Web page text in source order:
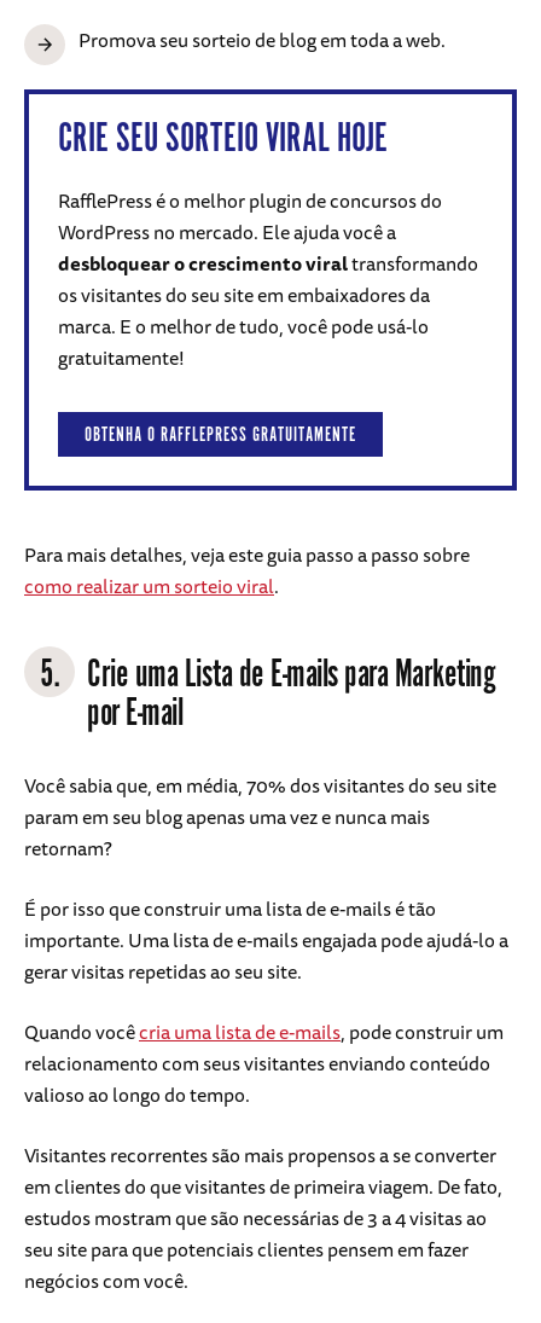
Promova seu sorteio de blog em toda a web.
CRIE SEU SORTEIO VIRAL HOJE
RafflePress é o melhor plugin de concursos do
WordPress no mercado. Ele ajuda você a
desbloquear o crescimento viraltransformando
os visitantes do seu site em embaixadores da
marca. E o melhor de tudo, você pode usá-lo
gratuitamente!
OBTENHA O RAFFLEPRESS GRATUITAMENTE
Para mais detalhes, veja este guia passo a passo sobre
como realizar um sorteio viral.
5. Crie uma Lista de E-mails para Marketing
por E-mail
Você sabia que, em média, 70% dos visitantes do seu site
param em seu blog apenas uma vez e nunca mais
retornam?
É por isso que construir uma lista de e-mails é tão
importante. Uma lista de e-mails engajada pode ajudá-lo a
gerar visitas repetidas ao seu site.
Quando vocêcria uma lista de e-mails, pode construir um
relacionamento com seus visitantes enviando conteúdo
valioso ao longo do tempo.
Visitantes recorrentes são mais propensos a se converter
em clientes do que visitantes de primeira viagem. De fato,
estudos mostram que são necessárias de 3 a 4 visitas ao
seu site para que potenciais clientes pensem em fazer
negócios com você.